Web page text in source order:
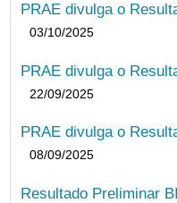
PRAE divulga o
03/10/2025
PRAE divulga o
22/09/2025
PRAE divulga o
08/09/2025
Resultado Preliminar